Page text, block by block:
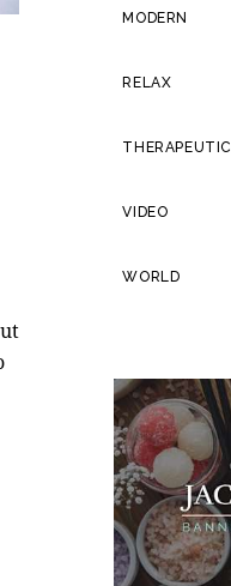
MODERN
RELAX
THERAPEUTIC
VIDEO
WORLD